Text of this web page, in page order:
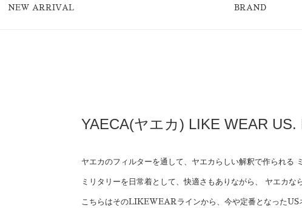
NEW ARRIVAL BRAND
YAECA(ヤエカ) LIKE WEAR US.
ヤエカのフィルターを通して、ヤエカらしい解釈で作られる
ミリタリーを日常着として、快適さもありながら、 ヤエカな
こちらはそのLIKEWEARラインから、今や定番となったUS